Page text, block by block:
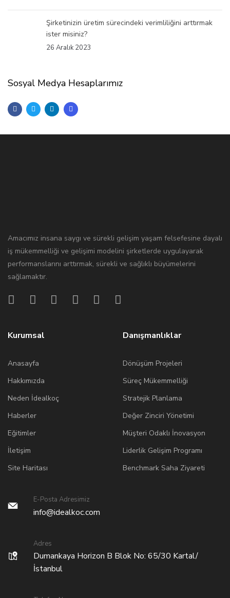
Şirketinizin üretim sürecindeki verimliliğini arttırmak
ister misiniz?
26 Aralık 2023
Sosyal Medya Hesaplarımız
Amacımız insana saygı ve sürekli gelişim yaşam felsefesine dayalı
iş mükemmelliği ve gelişimi modelini şirketlerde uygulayarak
performanslarını arttırmak, sürekli ve sağlıklı büyümelerini
sağlamaktır.
Kurumsal
Anasayfa
Hakkımızda
Neden İdealkoç
Haberler
Eğitimler
İletişim
Site Haritası
Danışmanlıklar
Dönüşüm Projeleri
Süreç Mükemmelliği
Stratejik Planlama
Değer Zinciri Yönetimi
Müşteri Odaklı İnovasyon
Liderlik Gelişim Programı
Benchmark Saha Ziyareti
E-Posta Adresimiz
info@idealkoc.com
Adres
Dumankaya Horizon B Blok No: 65/30 Kartal/
İstanbul